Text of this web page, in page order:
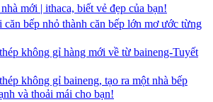
mới | ithaca, biết vẻ đẹp của bạn!
căn bếp nhỏ thành căn bếp lớn mơ ước từng
không gỉ hàng mới về từ baineng-Tuyết
không gỉ baineng, tạo ra một nhà bếp
và thoải mái cho bạn!